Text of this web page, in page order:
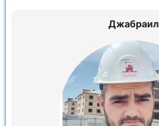
Джабраил